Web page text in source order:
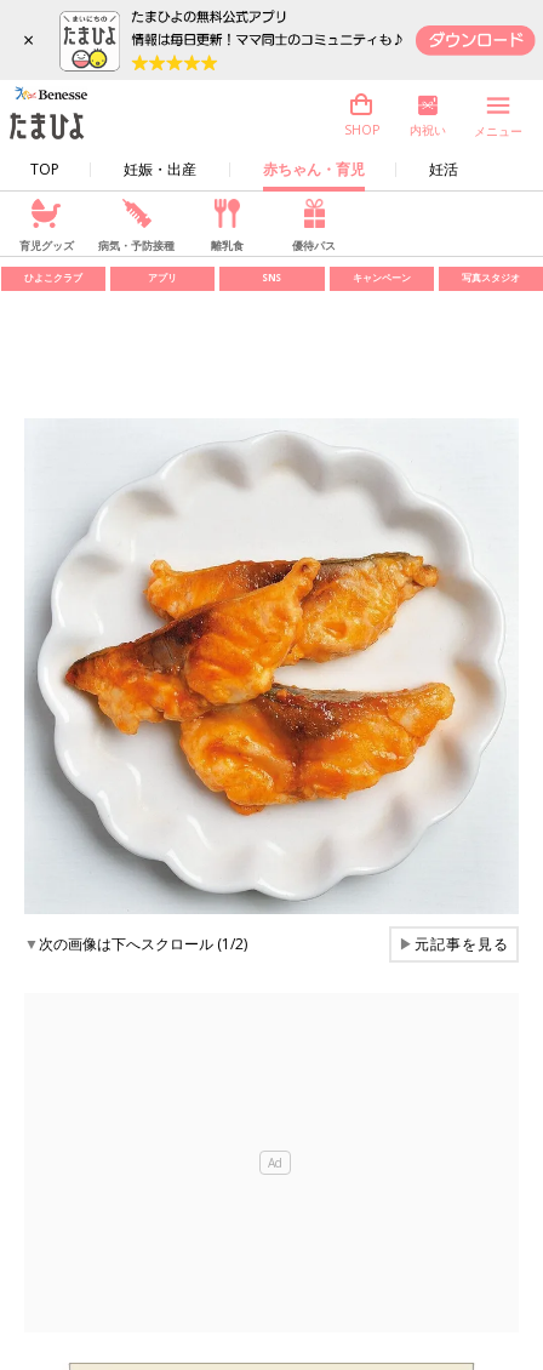
×
TOP 妊娠・出産 赤ちゃん・育児 妊活
SHOP 内祝い メニュー
育児グッズ 病気・予防接種 離乳食 優待パス
ひよこクラブ アプリ SNS キャンペーン 写真スタジオ
▼次の画像は下へスクロール (1/2) ▶元記事を見る